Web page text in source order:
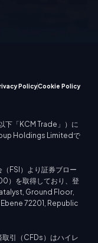
PolicyCookie Policy
「KCM Trade」）に
Holdings Limitedで
FSI）より証券ブロー
）を取得しており、登
Ground Floor,
72201, Republic
取引（CFDs）はハイレ